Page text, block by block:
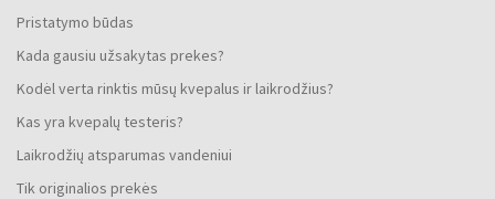
Pristatymo būdas
Kada gausiu užsakytas prekes?
Kodėl verta rinktis mūsų kvepalus ir laikrodžius?
Kas yra kvepalų testeris?
Laikrodžių atsparumas vandeniui
Tik originalios prekės